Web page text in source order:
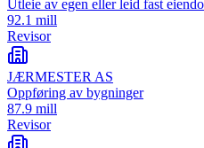
Utleie av egen eller leid fast
92.1 mill
Revisor
JÆRMESTER AS
Oppføring av bygninger
87.9 mill
Revisor